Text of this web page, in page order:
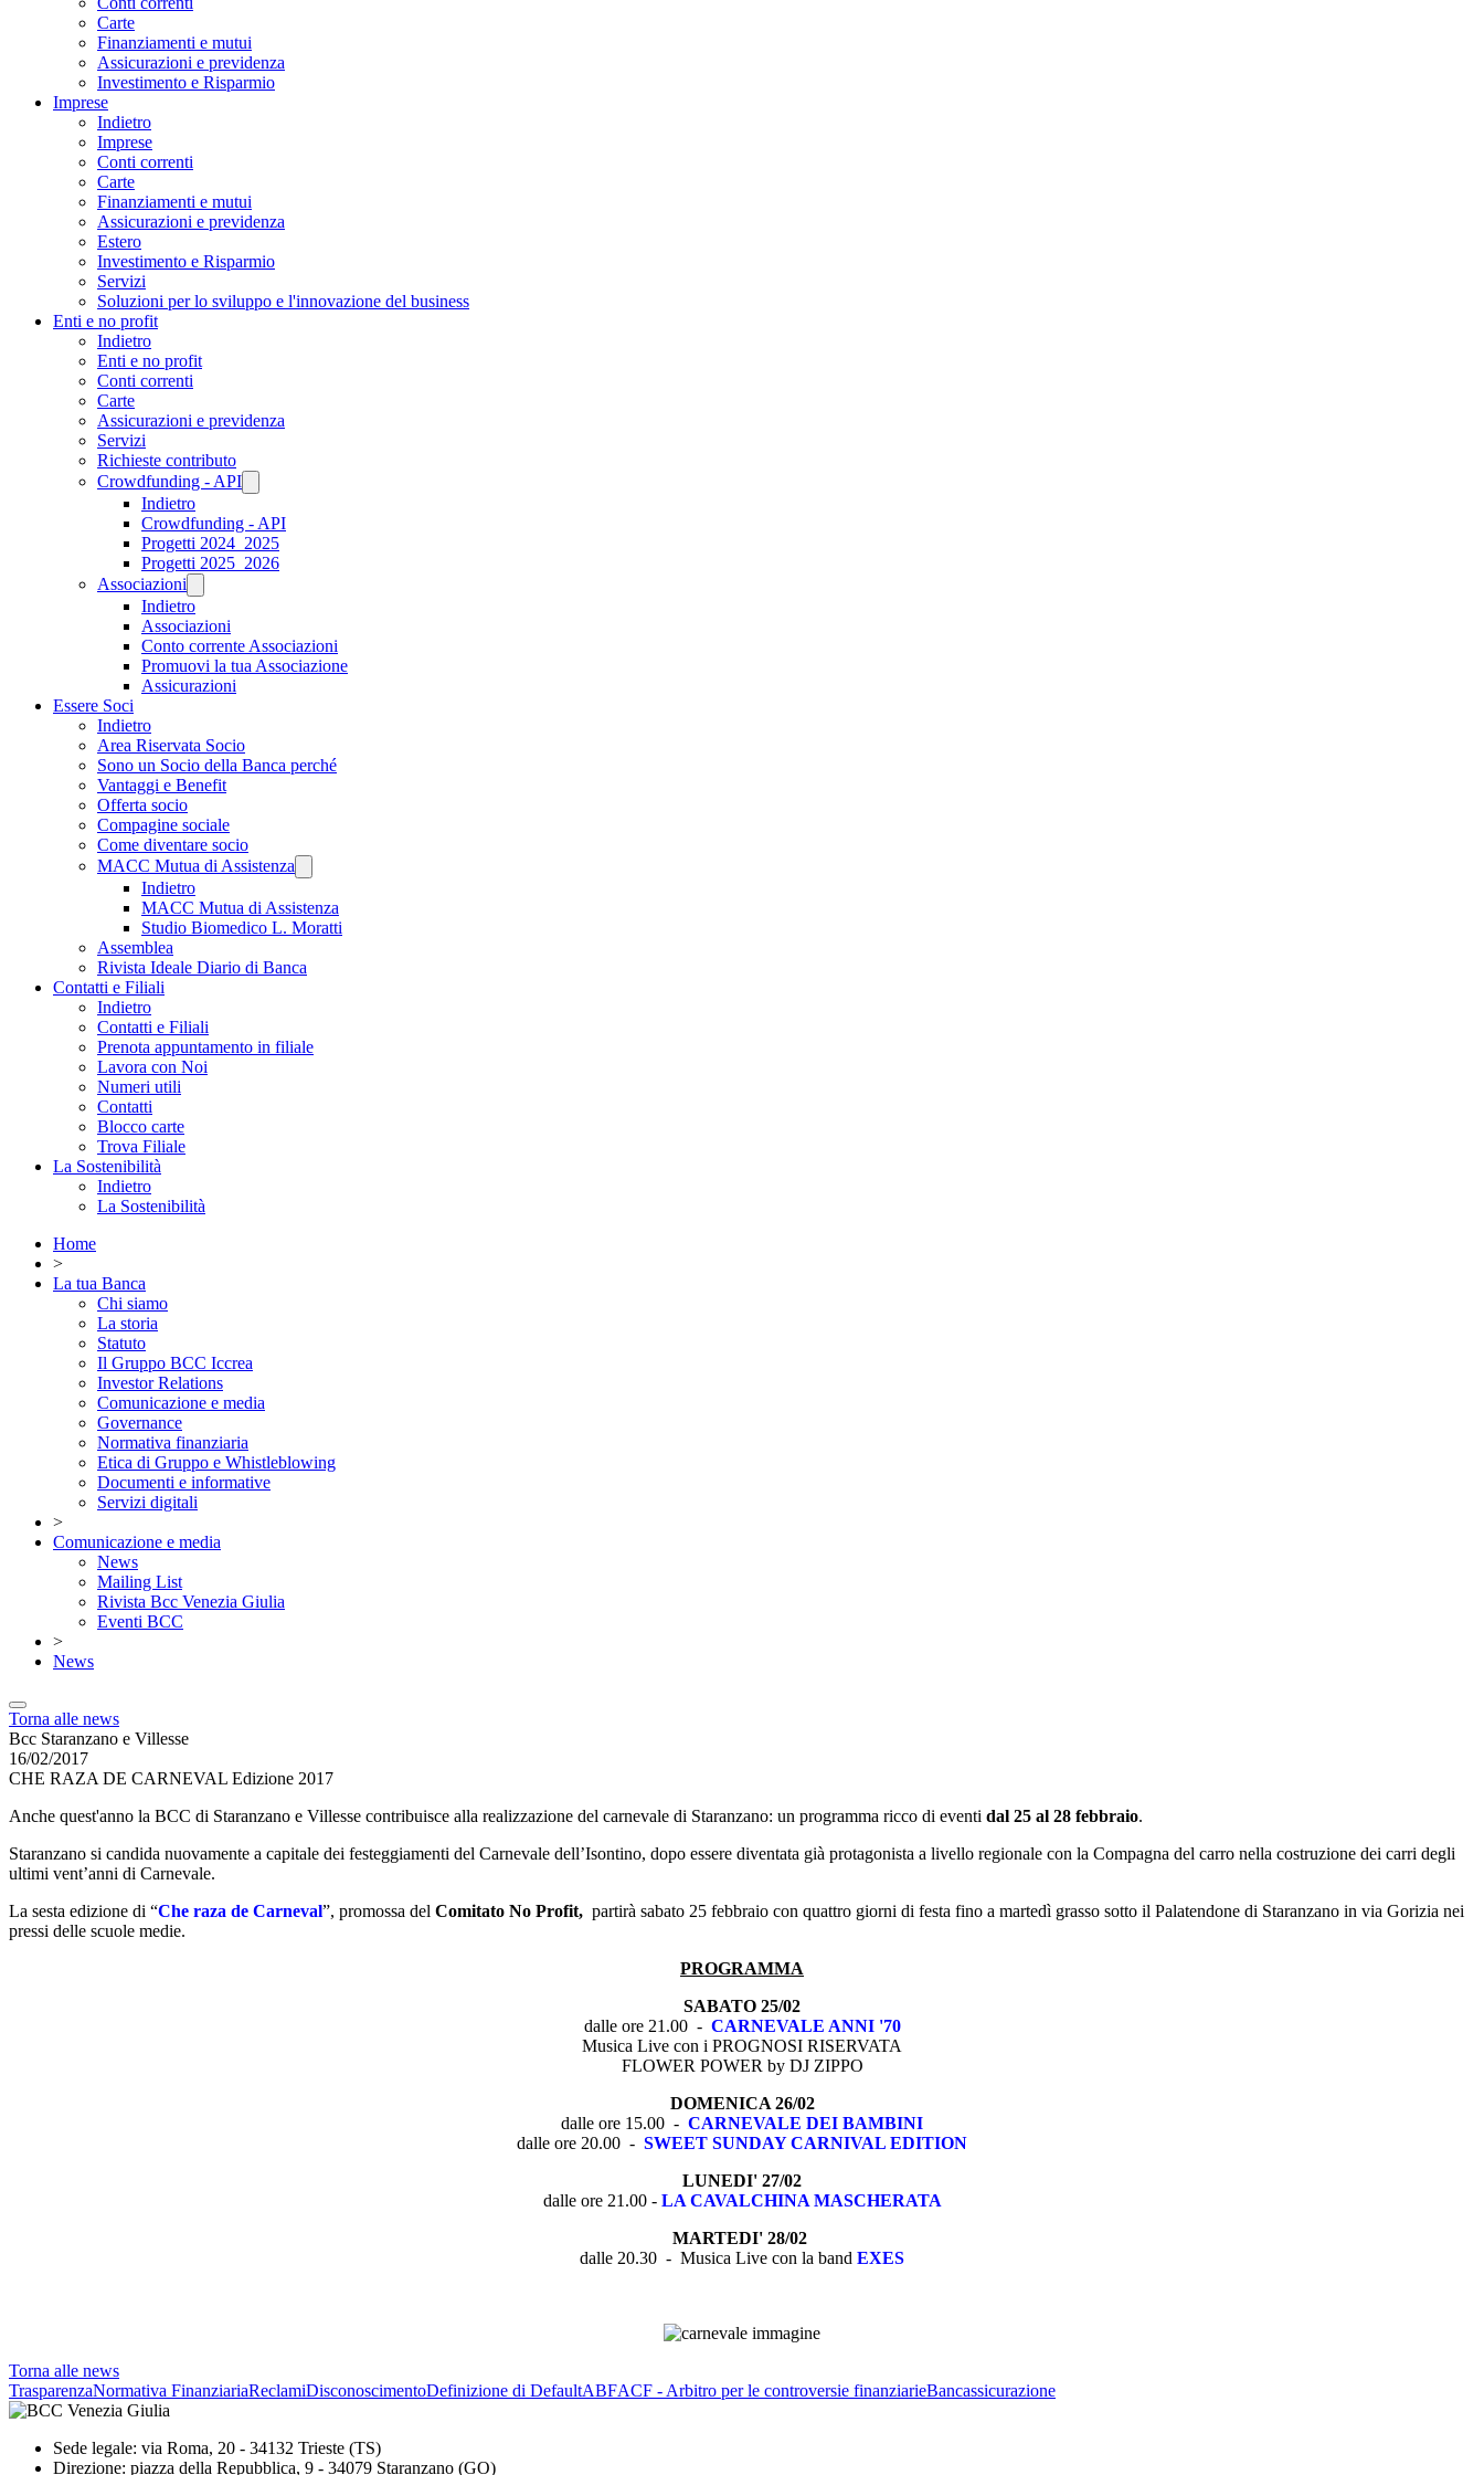
Carte
Finanziamenti e mutui
Assicurazioni e previdenza
Investimento e Risparmio
Imprese
Indietro
Imprese
Conti correnti
Carte
Finanziamenti e mutui
Assicurazioni e previdenza
Estero
Investimento e Risparmio
Servizi
Soluzioni per lo sviluppo e l'innovazione del business
Enti e no profit
Indietro
Enti e no profit
Conti correnti
Carte
Assicurazioni e previdenza
Servizi
Richieste contributo
Crowdfunding - API
Indietro
Crowdfunding - API
Progetti 2024_2025
Progetti 2025_2026
Associazioni
Indietro
Associazioni
Conto corrente Associazioni
Promuovi la tua Associazione
Assicurazioni
Essere Soci
Indietro
Area Riservata Socio
Sono un Socio della Banca perché
Vantaggi e Benefit
Offerta socio
Compagine sociale
Come diventare socio
MACC Mutua di Assistenza
Indietro
MACC Mutua di Assistenza
Studio Biomedico L. Moratti
Assemblea
Rivista Ideale Diario di Banca
Contatti e Filiali
Indietro
Contatti e Filiali
Prenota appuntamento in filiale
Lavora con Noi
Numeri utili
Contatti
Blocco carte
Trova Filiale
La Sostenibilità
Indietro
La Sostenibilità
Home
>
La tua Banca
Chi siamo
La storia
Statuto
Il Gruppo BCC Iccrea
Investor Relations
Comunicazione e media
Governance
Normativa finanziaria
Etica di Gruppo e Whistleblowing
Documenti e informative
Servizi digitali
>
Comunicazione e media
News
Mailing List
Rivista Bcc Venezia Giulia
Eventi BCC
>
News
Torna alle news
Bcc Staranzano e Villesse
16/02/2017
CHE RAZA DE CARNEVAL Edizione 2017
Anche quest'anno la BCC di Staranzano e Villesse contribuisce alla realizzazione del carnevale di Staranzano: un programma ricco di eventi dal 25 al 28 febbraio.
Staranzano si candida nuovamente a capitale dei festeggiamenti del Carnevale dell’Isontino, dopo essere diventata già protagonista a livello regionale con la Compagna del carro nella costruzione dei carri degli
ultimi vent’anni di Carnevale.
La sesta edizione di “Che raza de Carneval”, promossa del Comitato No Profit, partirà sabato 25 febbraio con quattro giorni di festa fino a martedì grasso sotto il Palatendone di Staranzano in via Gorizia nei
pressi delle scuole medie.
PROGRAMMA
SABATO 25/02
dalle ore 21.00 - CARNEVALE ANNI '70
Musica Live con i PROGNOSI RISERVATA
FLOWER POWER by DJ ZIPPO
DOMENICA 26/02
dalle ore 15.00 - CARNEVALE DEI BAMBINI
dalle ore 20.00 - SWEET SUNDAY CARNIVAL EDITION
LUNEDI' 27/02
dalle ore 21.00 - LA CAVALCHINA MASCHERATA
MARTEDI' 28/02
dalle 20.30 - Musica Live con la band EXES
Torna alle news
TrasparenzaNormativa FinanziariaReclamiDisconoscimentoDefinizione di DefaultABFACF - Arbitro per le controversie finanziarieBancassicurazione
Sede legale: via Roma, 20 - 34132 Trieste (TS)
Direzione: piazza della Repubblica, 9 - 34079 Staranzano (GO)